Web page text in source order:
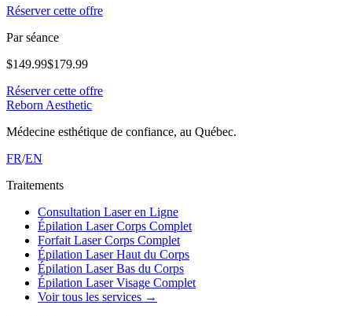
Réserver cette offre
Par séance
$149.99$179.99
Réserver cette offre
Reborn Aesthetic
Médecine esthétique de confiance, au Québec.
FR/EN
Traitements
Consultation Laser en Ligne
Épilation Laser Corps Complet
Forfait Laser Corps Complet
Épilation Laser Haut du Corps
Épilation Laser Bas du Corps
Épilation Laser Visage Complet
Voir tous les services →